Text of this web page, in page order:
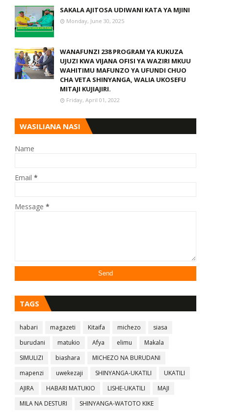
SAKALA AJITOSA UDIWANI KATA YA MJINI
Monday, June 30, 2025
WANAFUNZI 238 PROGRAM YA KUKUZA
UJUZI KWA VIJANA OFISI YA WAZIRI MKUU
WAHITIMU MAFUNZO YA UFUNDI CHUO
CHA VETA SHINYANGA, WALIA UKOSEFU
MITAJI KUJIAJIRI.
Friday, April 01, 2022
WASILIANA NASI
Name
Email *
Message *
TAGS
habari magazeti Kitaifa michezo
siasa
burudani
matukio Afya elimu
Makala
SIMULIZI
biashara
MICHEZO NA BURUDANI
mapenzi
uwekezaji SHINYANGA-UKATILI
UKATILI
AJIRA
HABARI MATUKIO LISHE-UKATILI
MAJI
MILA NA DESTURI
SHINYANGA-WATOTO KIKE